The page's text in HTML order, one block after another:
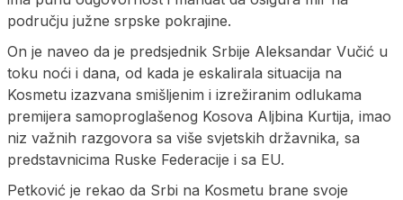
području južne srpske pokrajine.
On je naveo da je predsjednik Srbije Aleksandar Vučić u
toku noći i dana, od kada je eskalirala situacija na
Kosmetu izazvana smišljenim i izrežiranim odlukama
premijera samoproglašenog Kosova Aljbina Kurtija, imao
niz važnih razgovora sa više svjetskih državnika, sa
predstavnicima Ruske Federacije i sa EU.
Petković je rekao da Srbi na Kosmetu brane svoje